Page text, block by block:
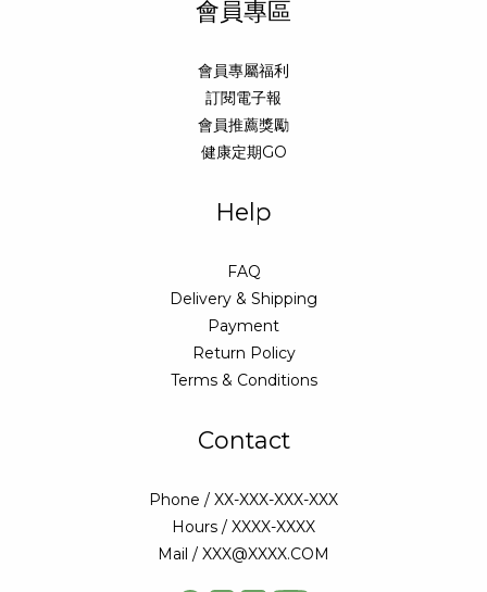
會員專區
會員專屬福利
訂閱電子報
會員推薦獎勵
健康定期GO
Help
FAQ
Delivery & Shipping
Payment
Return Policy
Terms & Conditions
Contact
Phone / XX-XXX-XXX-XXX
Hours / XXXX-XXXX
Mail / XXX@XXXX.COM